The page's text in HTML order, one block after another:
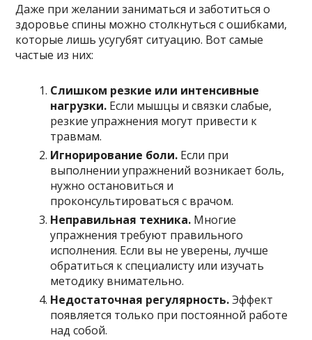
Даже при желании заниматься и заботиться о
здоровье спины можно столкнуться с ошибками,
которые лишь усугубят ситуацию. Вот самые
частые из них:
Слишком резкие или интенсивные
нагрузки. Если мышцы и связки слабые,
резкие упражнения могут привести к
травмам.
Игнорирование боли. Если при
выполнении упражнений возникает боль,
нужно остановиться и
проконсультироваться с врачом.
Неправильная техника. Многие
упражнения требуют правильного
исполнения. Если вы не уверены, лучше
обратиться к специалисту или изучать
методику внимательно.
Недостаточная регулярность.Эффект
появляется только при постоянной работе
над собой.